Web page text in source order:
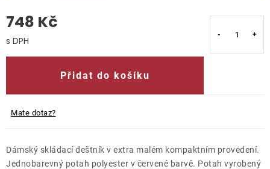
748 Kč
Přidat do košíku
Mate dotaz?
Dámský skládací deštník v extra malém kompaktním provedení.
Jednobarevný potah polyester v červené barvě. Potah vyrobený